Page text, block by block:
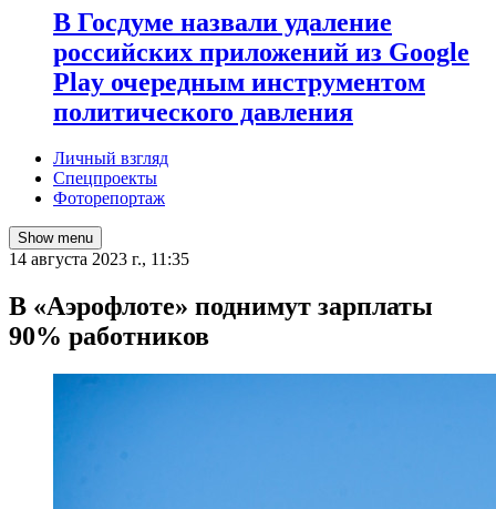
В Госдуме назвали удаление
российских приложений из Google
Play очередным инструментом
политического давления
Личный взгляд
Спецпроекты
Фоторепортаж
Show menu
14 августа 2023 г., 11:35
В «Аэрофлоте» поднимут зарплаты
90% работников